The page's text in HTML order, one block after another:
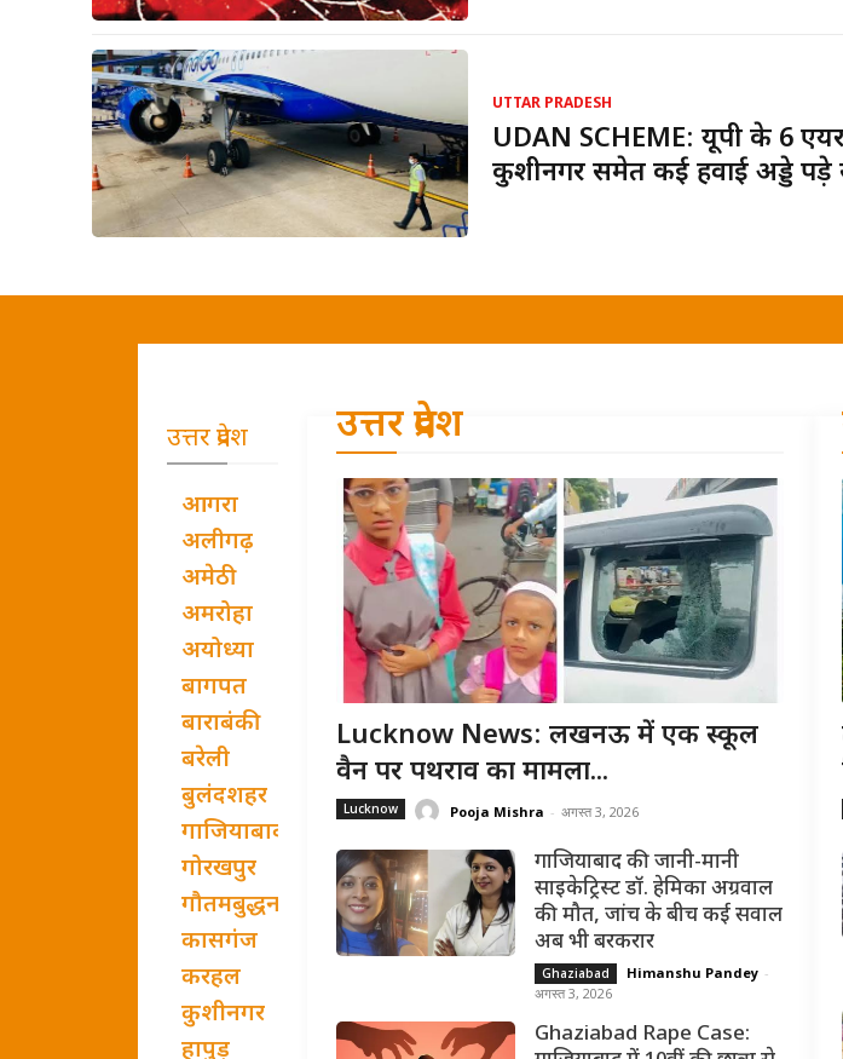
UTTAR PRADESH
UDAN SCHEME: यूपी के 6
कुशीनगर समेत कई हवाई अड्डे पड़े
उत्तर प्रदेश
आगरा
अलीगढ़
अमेठी
अमरोहा
अयोध्या
बागपत
बाराबंकी
बरेली
बुलंदशहर
गाजियाबाद
गोरखपुर
गौतमबुद्धनगर
कासगंज
करहल
कुशीनगर
हापुड़
उत्तर प्रदेश
Lucknow News: लखनऊ में एक स्कूल
वैन पर पथराव का मामला...
Lucknow Pooja Mishra - अगस्त 3, 2026
गाजियाबाद की जानी-मानी
साइकेट्रिस्ट डॉ. हेमिका अग्रवाल
की मौत, जांच के बीच कई सवाल
अब भी बरकरार
Ghaziabad Himanshu Pandey -
अगस्त 3, 2026
Ghaziabad Rape Case: